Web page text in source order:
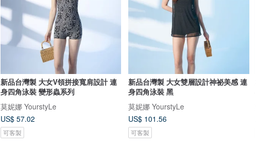
新品台灣製 大女V領拼接寬肩設計 連
身四角泳裝 變形蟲系列
莫妮娜 YourstyLe
US$ 57.02
可客製
新品台灣製 大女雙層設計神祕美感 連
身四角泳裝 黑
莫妮娜 YourstyLe
US$ 101.56
可客製